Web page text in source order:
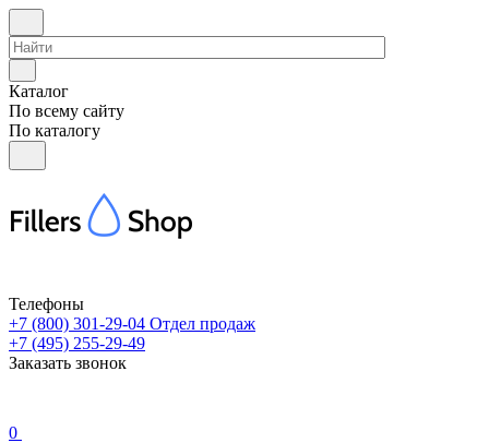
Каталог
По всему сайту
По каталогу
Телефоны
+7 (800) 301-29-04 Отдел продаж
+7 (495) 255-29-49
Заказать звонок
0